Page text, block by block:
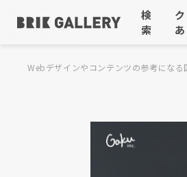
検
索
Webデザインやコンテンツの参考にな